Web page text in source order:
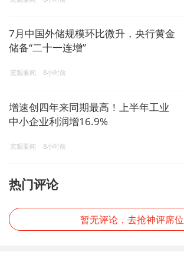
7月中国外储规模环比微升，央行黄金
储备“二十一连增”
宏观要闻 8小时前
增速创四年来同期最高！上半年工业
中小企业利润增16.9%
宏观要闻 8小时前
热门评论
暂无评论，去抢神评席位